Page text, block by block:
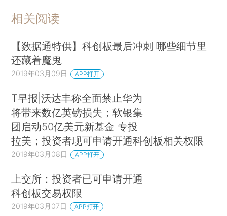
相关阅读
【数据通特供】科创板最后冲刺 哪些细节里
还藏着魔鬼
2019年03月09日 APP打开
T早报|沃达丰称全面禁止华为
将带来数亿英镑损失；软银集
团启动50亿美元新基金 专投
拉美；投资者现可申请开通科创板相关权限
2019年03月08日 APP打开
上交所：投资者已可申请开通
科创板交易权限
2019年03月07日 APP打开